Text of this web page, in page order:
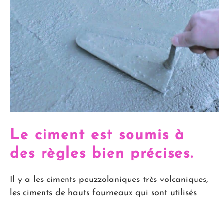
Le ciment est soumis à
des règles bien précises.
Il y a les ciments pouzzolaniques très volcaniques,
les ciments de hauts fourneaux qui sont utilisés